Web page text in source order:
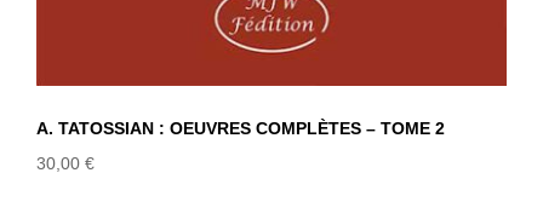
A. TATOSSIAN : OEUVRES COMPLÈTES – TOME 2
30,00 €